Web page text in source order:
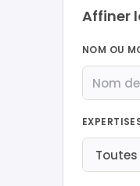
Affiner
NOM OU